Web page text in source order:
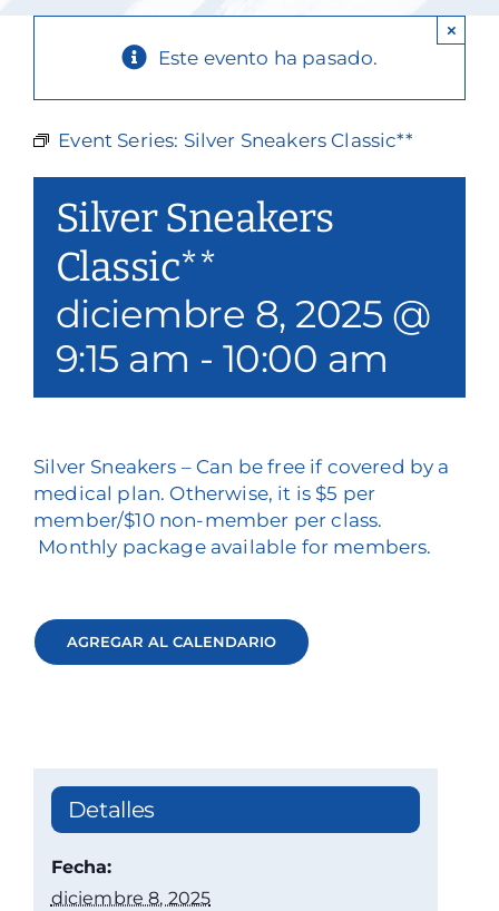
Filantropía y voluntariado
Buscar en
Donar
Este evento ha pasado.
×
Event Series: Silver Sneakers Classic**
Silver Sneakers
Classic**
diciembre 8, 2025 @
9:15 am - 10:00 am
Silver Sneakers – Can be free if covered by a
medical plan. Otherwise, it is $5 per
member/$10 non-member per class.
Monthly package available for members.
AGREGAR AL CALENDARIO
Detalles
Fecha:
diciembre 8, 2025